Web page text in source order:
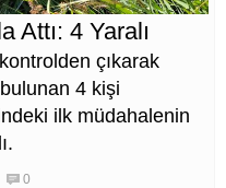
Attı: 4 Yaralı
çıkarak
4 kişi
ilk müdahalenin
0